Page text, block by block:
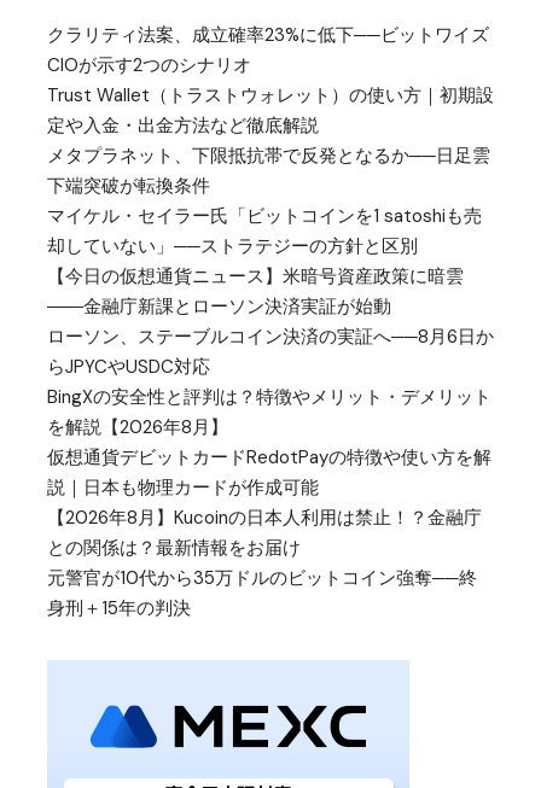
クラリティ法案、成立確率23%に低下──ビットワイズ
CIOが示す2つのシナリオ
Trust Wallet（トラストウォレット）の使い方｜初期設
定や入金・出金方法など徹底解説
メタプラネット、下限抵抗帯で反発となるか──日足雲
下端突破が転換条件
マイケル・セイラー氏「ビットコインを1 satoshiも売
却していない」──ストラテジーの方針と区別
【今日の仮想通貨ニュース】米暗号資産政策に暗雲
――金融庁新課とローソン決済実証が始動
ローソン、ステーブルコイン決済の実証へ──8月6日か
らJPYCやUSDC対応
BingXの安全性と評判は？特徴やメリット・デメリット
を解説【2026年8月】
仮想通貨デビットカードRedotPayの特徴や使い方を解
説｜日本も物理カードが作成可能
【2026年8月】Kucoinの日本人利用は禁止！？金融庁
との関係は？最新情報をお届け
元警官が10代から35万ドルのビットコイン強奪──終
身刑＋15年の判決